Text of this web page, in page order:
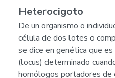
Heterocigoto
De un organismo o
célula de dos lotes o
se dice en genética que
(locus) determinado
homólogos portadores